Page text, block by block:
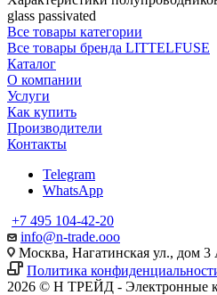
glass passivated
Все товары категории
Все товары бренда LITTELFUSE
Каталог
О компании
Услуги
Как купить
Производители
Контакты
Telegram
WhatsApp
+7 495 104-42-20
info@n-trade.ooo
Москва, Нагатинская ул., дом 3
Политика
2026 © Н ТРЕЙД - Электронные